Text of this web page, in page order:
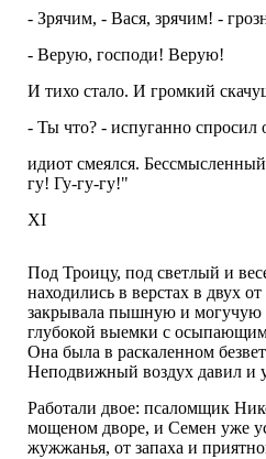
- Зрячим, - Вася, зрячим! -
- Верую, господи! Верую!
И тихо стало. И громкий
- Ты что? - испуганно спросил
идиот смеялся.
гу! Гу-гу-гу!"
XI
Под Троицу, под светлый и
находились в верстах в двух
закрывала пышную и могучую
глубокой выемки с
Она была в раскаленном
Неподвижный воздух давил и
Работали двое: псаломщик
мощеном дворе, и Семен уже
жужжанья, от запаха и